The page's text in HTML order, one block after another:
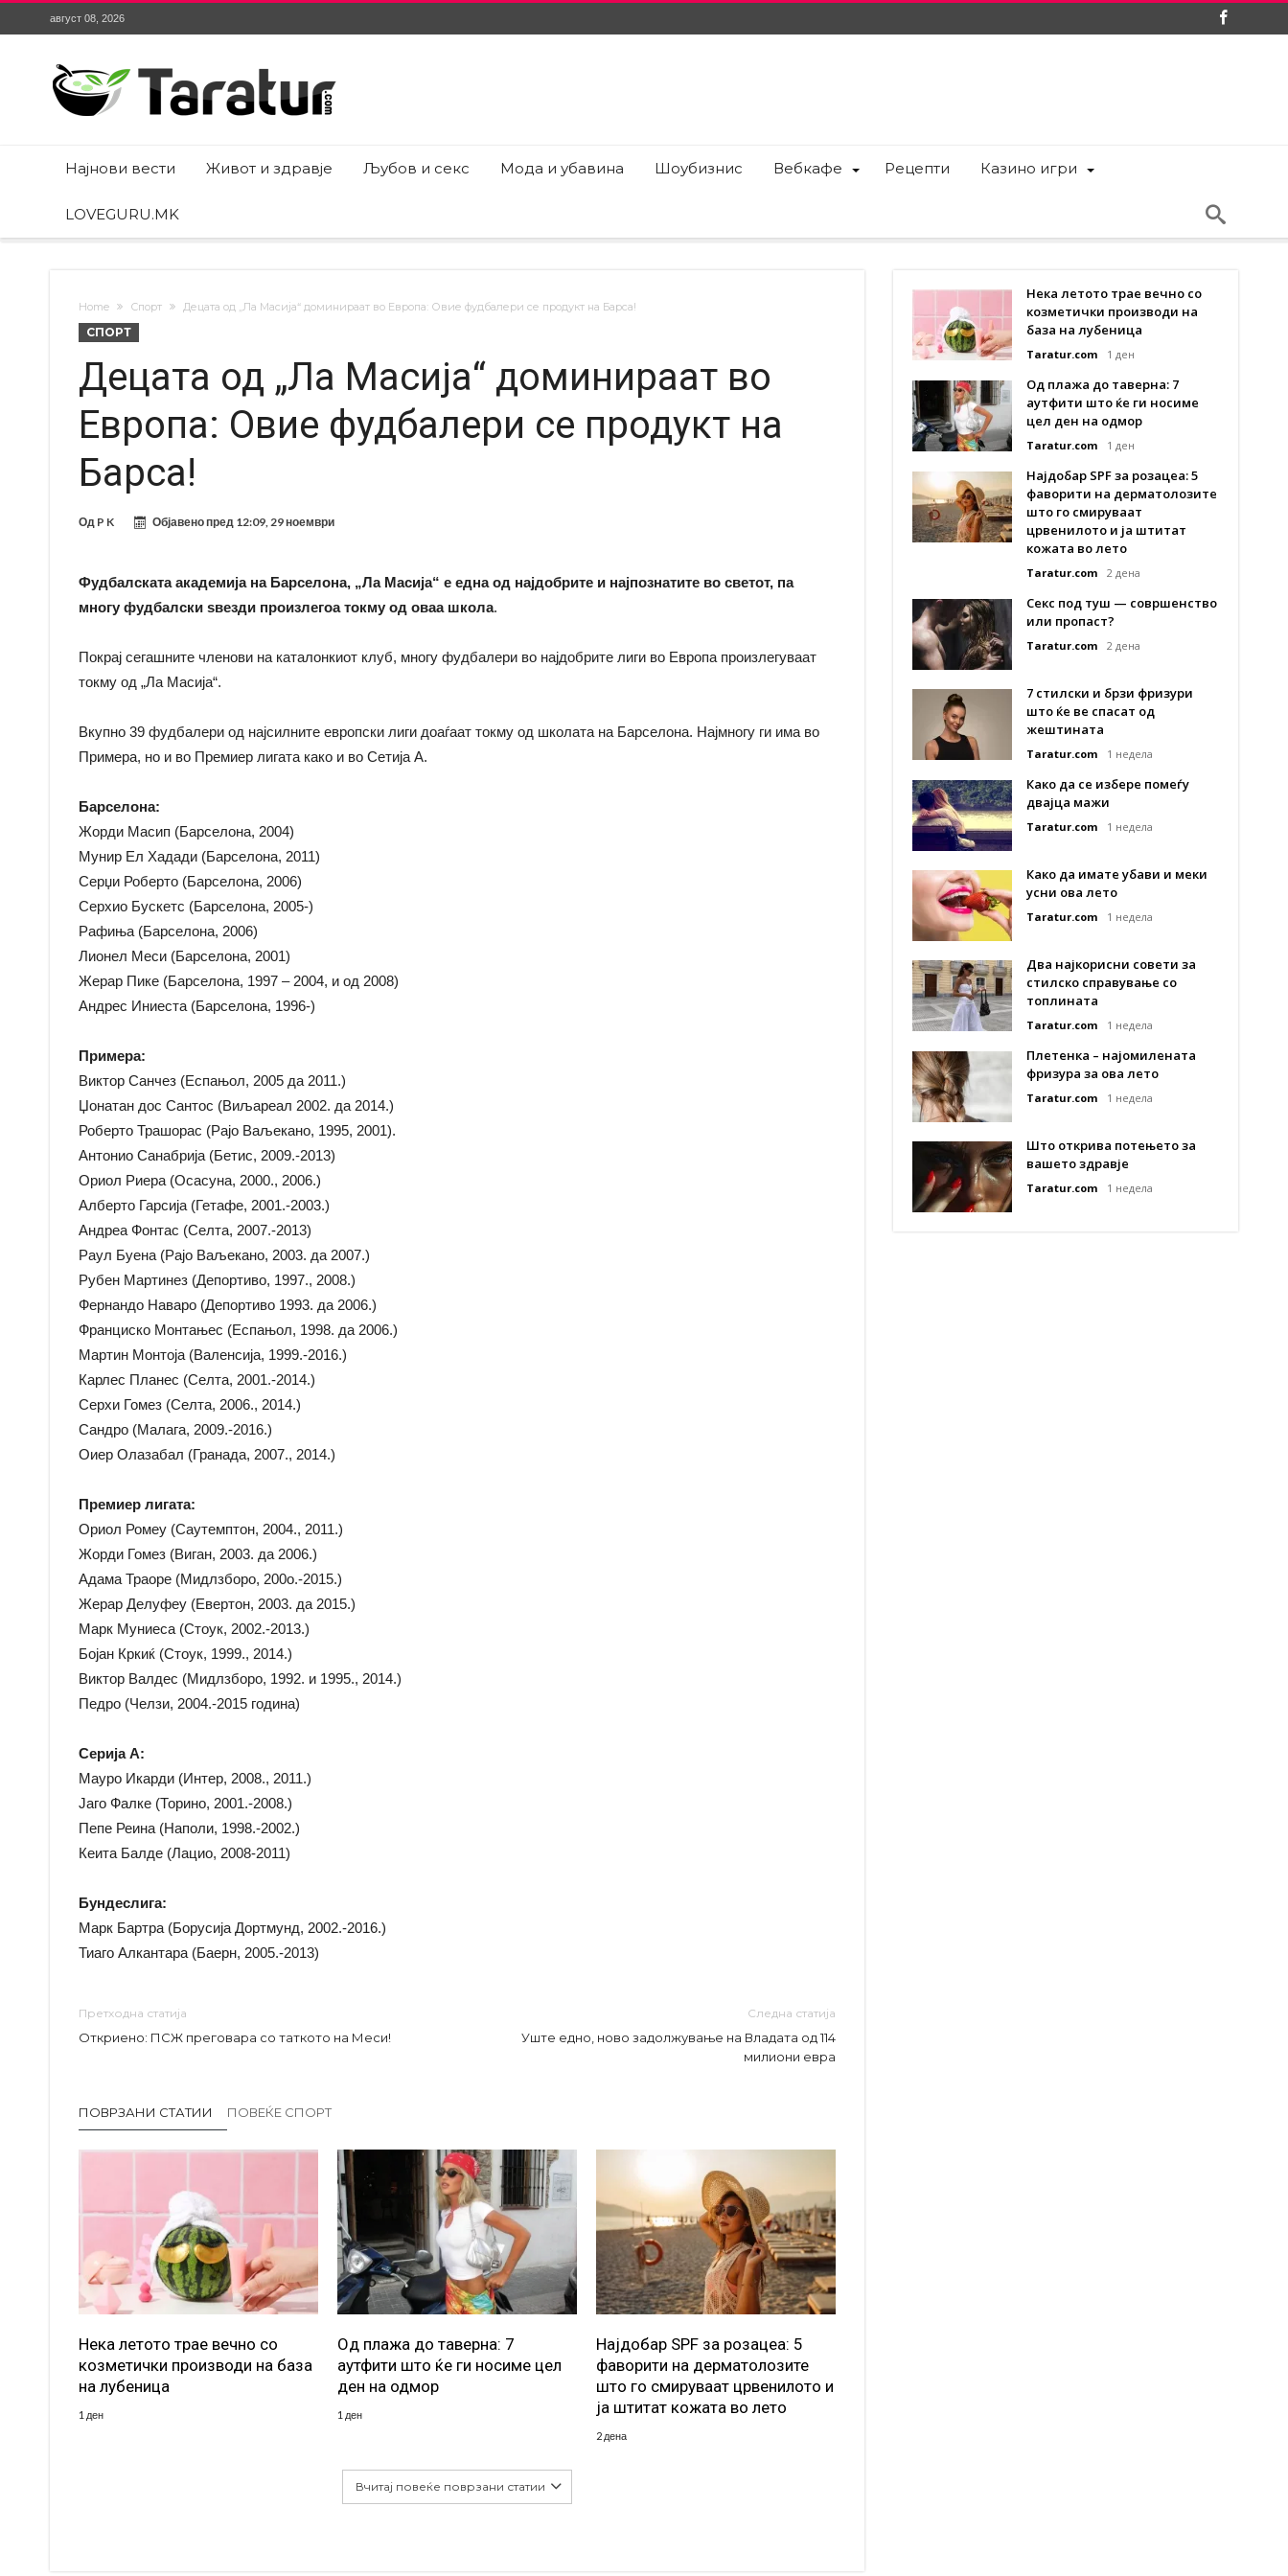
август 08, 2026
Најнови вести Живот и здравје Љубов и секс Мода и убавина Шоубизнис Вебкафе Рецепти Казино игри
LOVEGURU.MK
Home Спорт Децата од „Ла Масија“ доминираат во Европа: Овие фудбалери се продукт на Барса!
СПОРТ
Децата од „Ла Масија“ доминираат во
Европа: Овие фудбалери се продукт на
Барса!
Од P K Објавено пред 12:09, 29 ноември
Фудбалската академија на Барселона, „Ла Масија“ е една од најдобрите и најпознатите во светот, па
многу фудбалски ѕвезди произлегоа токму од оваа школа.
Покрај сегашните членови на каталонкиот клуб, многу фудбалери во најдобрите лиги во Европа произлегуваат
токму од „Ла Масија“.
Вкупно 39 фудбалери од најсилните европски лиги доаѓаат токму од школата на Барселона. Најмногу ги има во
Примера, но и во Премиер лигата како и во Сетија А.
Барселона:
Жорди Масип (Барселона, 2004)
Мунир Ел Хадади (Барселона, 2011)
Серџи Роберто (Барселона, 2006)
Серхио Бускетс (Барселона, 2005-)
Рафиња (Барселона, 2006)
Лионел Меси (Барселона, 2001)
Жерар Пике (Барселона, 1997 – 2004, и од 2008)
Андрес Иниеста (Барселона, 1996-)
Примера:
Виктор Санчез (Еспањол, 2005 да 2011.)
Џонатан дос Сантос (Виљареал 2002. да 2014.)
Роберто Трашорас (Рајо Ваљекано, 1995, 2001).
Антонио Санабрија (Бетис, 2009.-2013)
Ориол Риера (Осасуна, 2000., 2006.)
Алберто Гарсија (Гетафе, 2001.-2003.)
Андреа Фонтас (Селта, 2007.-2013)
Раул Буена (Рајо Ваљекано, 2003. да 2007.)
Рубен Мартинез (Депортиво, 1997., 2008.)
Фернандо Наваро (Депортиво 1993. да 2006.)
Франциско Монтањес (Еспањол, 1998. да 2006.)
Мартин Монтоја (Валенсија, 1999.-2016.)
Карлес Планес (Селта, 2001.-2014.)
Серхи Гомез (Селта, 2006., 2014.)
Сандро (Малага, 2009.-2016.)
Оиер Олазабал (Гранада, 2007., 2014.)
Премиер лигата:
Ориол Ромеу (Саутемптон, 2004., 2011.)
Жорди Гомез (Виган, 2003. да 2006.)
Адама Траоре (Мидлзборо, 200o.-2015.)
Жерар Делуфеу (Евертон, 2003. да 2015.)
Марк Муниеса (Стоук, 2002.-2013.)
Бојан Кркиќ (Стоук, 1999., 2014.)
Виктор Валдес (Мидлзборо, 1992. и 1995., 2014.)
Педро (Челзи, 2004.-2015 година)
Серија А:
Мауро Икарди (Интер, 2008., 2011.)
Јаго Фалке (Торино, 2001.-2008.)
Пепе Реина (Наполи, 1998.-2002.)
Кеита Балде (Лацио, 2008-2011)
Бундеслига:
Марк Бартра (Борусија Дортмунд, 2002.-2016.)
Тиаго Алкантара (Баерн, 2005.-2013)
Претходна статија
Откриено: ПСЖ преговара со таткото на Меси!
Следна статија
Уште едно, ново задолжување на Владата од 114
милиони евра
ПОВРЗАНИ СТАТИИ ПОВЕЌЕ СПОРТ
Нека летото трае вечно со
козметички производи на база
на лубеница
1 ден
Од плажа до таверна: 7
аутфити што ќе ги носиме цел
ден на одмор
1 ден
Најдобар SPF за розацеа: 5
фаворити на дерматолозите
што го смируваат црвенилото и
ја штитат кожата во лето
2 дена
Вчитај повеќе поврзани статии
Нека летото трае вечно со
козметички производи на
база на лубеница
Taratur.com 1 ден
Од плажа до таверна: 7
аутфити што ќе ги носиме
цел ден на одмор
Taratur.com 1 ден
Најдобар SPF за розацеа: 5
фаворити на дерматолозите
што го смируваат
црвенилото и ја штитат
кожата во лето
Taratur.com 2 дена
Секс под туш — совршенство
или пропаст?
Taratur.com 2 дена
7 стилски и брзи фризури
што ќе ве спасат од
жештината
Taratur.com 1 недела
Како да се избере помеѓу
двајца мажи
Taratur.com 1 недела
Како да имате убави и меки
усни ова лето
Taratur.com 1 недела
Два најкорисни совети за
стилско справување со
топлината
Taratur.com 1 недела
Плетенка – најомилената
фризура за ова лето
Taratur.com 1 недела
Што открива потењето за
вашето здравје
Taratur.com 1 недела